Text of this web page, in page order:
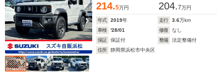
214.5万円 204.7万円
年式 2019年 走行 3.6万km
車検
'28/01 修復
なし
保証
保証付 整備
法定整備付
住所
静岡県浜松市中央区